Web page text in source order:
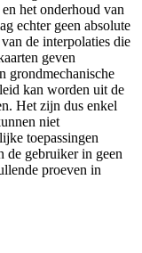
het onderhoud van
echter geen absolute
de interpolaties die
geven
grondmechanische
kan worden uit de
Het zijn dus enkel
niet
toepassingen
de gebruiker in geen
proeven in